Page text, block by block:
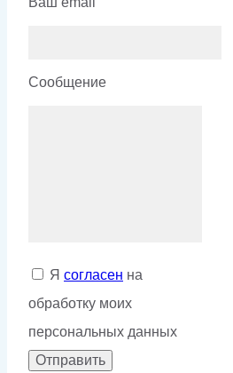
Сообщение
Я согласен на
обработку моих
персональных данных